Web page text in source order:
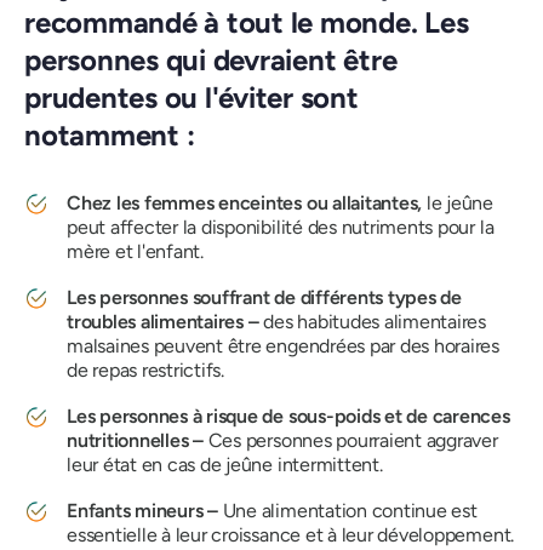
recommandé à tout le monde. Les
personnes qui devraient être
prudentes ou l'éviter sont
notamment :
Chez les femmes enceintes ou allaitantes, le jeûne
peut affecter la disponibilité des nutriments pour la
mère et l'enfant.
Les personnes souffrant de différents types de
troubles alimentaires –des habitudes alimentaires
malsaines peuvent être engendrées par des horaires
de repas restrictifs.
Les personnes à risque de sous-poids et de carences
nutritionnelles –Ces personnes pourraient aggraver
leur état en cas de jeûne intermittent.
Enfants mineurs –Une alimentation continue est
essentielle à leur croissance et à leur développement.